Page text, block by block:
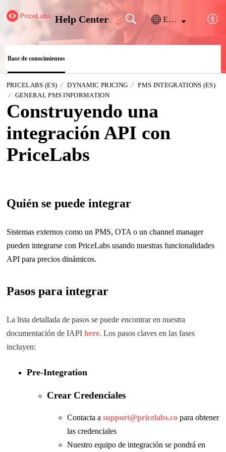
Help Center Español (España)
Base de conocimientos
PRICELABS (ES) DYNAMIC PRICING
PMS INTEGRATIONS (ES)
GENERAL PMS INFORMATION
Construyendo una
integración API con
PriceLabs
Quién se puede integrar
Sistemas externos como un PMS, OTA o un channel manager
pueden integrarse con PriceLabs usando nuestras funcionalidades
API para precios dinámicos.
Pasos para integrar
La lista detallada de pasos se puede encontrar en nuestra
documentación de IAPI here. Los pasos claves en las fases
incluyen:
Pre-Integration
Crear Credenciales
Contacta a support@pricelabs.co para obtener
las credenciales
Nuestro equipo de integración se pondrá en